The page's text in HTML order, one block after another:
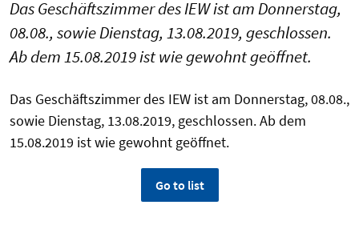
Das Geschäftszimmer des IEW ist am Donnerstag,
08.08., sowie Dienstag, 13.08.2019, geschlossen.
Ab dem 15.08.2019 ist wie gewohnt geöffnet.
Das Geschäftszimmer des IEW ist am Donnerstag, 08.08.,
sowie Dienstag, 13.08.2019, geschlossen. Ab dem
15.08.2019 ist wie gewohnt geöffnet.
Go to list